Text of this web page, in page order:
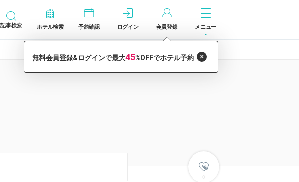
記事検索 ホテル検索 予約確認 ログイン 会員登録 メニュー